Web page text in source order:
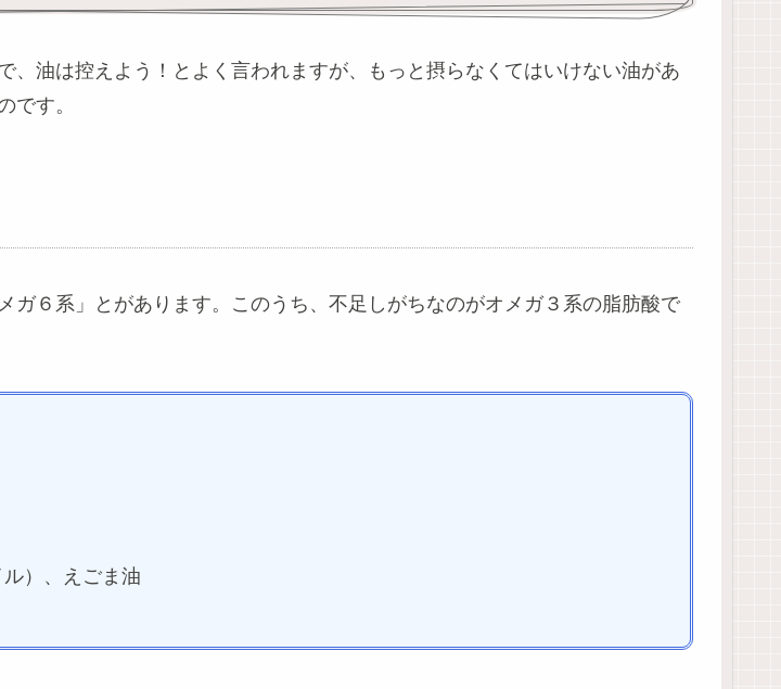
油は控えよう！とよく言われますが、もっと摂らなくてはいけない油があ
です。
６系」とがあります。このうち、不足しがちなのがオメガ３系の脂肪酸で
）、えごま油